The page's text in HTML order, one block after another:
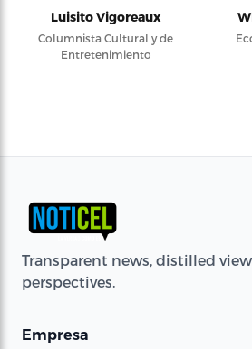
Luisito Vigoreaux
Columnista Cultural y de
Entretenimiento
Transparent news, distilled
perspectives.
Empresa